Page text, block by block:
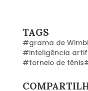
TAGS
#grama de
#inteligência
#torneio de tênis